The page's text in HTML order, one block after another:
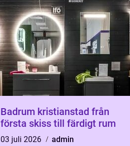
Badrum kristianstad från
första skiss till färdigt rum
03 juli 2026
admin